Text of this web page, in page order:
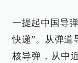
一提起中国导
快递”。从弹道
核导弹，从中